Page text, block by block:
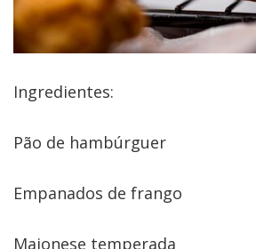
Ingredientes:
Pão de hambúrguer
Empanados de frango
Maionese temperada